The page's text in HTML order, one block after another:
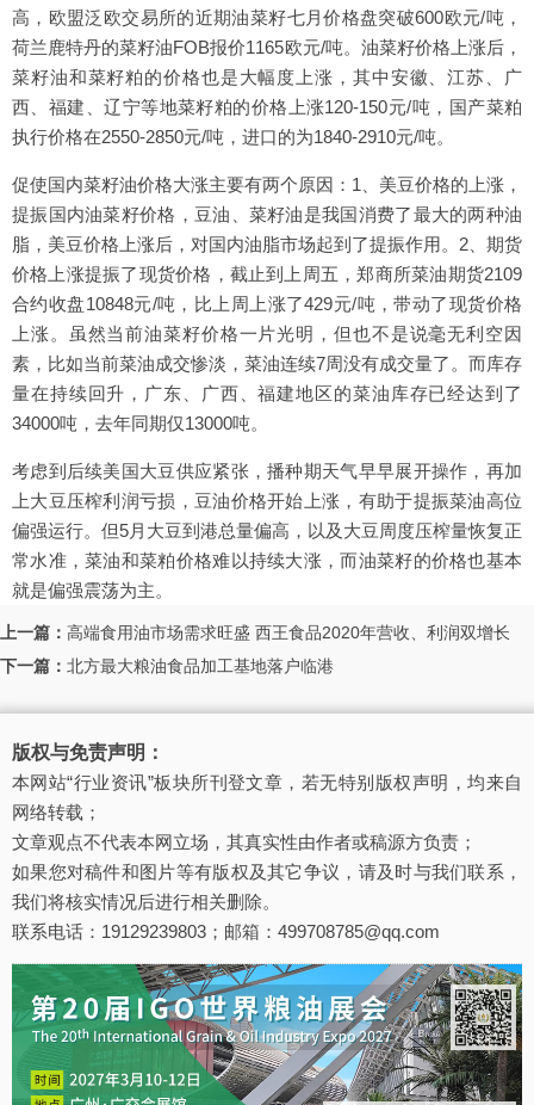
高，欧盟泛欧交易所的近期油菜籽七月价格盘突破600欧元/吨，
荷兰鹿特丹的菜籽油FOB报价1165欧元/吨。油菜籽价格上涨后，
菜籽油和菜籽粕的价格也是大幅度上涨，其中安徽、江苏、广
西、福建、辽宁等地菜籽粕的价格上涨120-150元/吨，国产菜粕
执行价格在2550-2850元/吨，进口的为1840-2910元/吨。
促使国内菜籽油价格大涨主要有两个原因：1、美豆价格的上涨，
提振国内油菜籽价格，豆油、菜籽油是我国消费了最大的两种油
脂，美豆价格上涨后，对国内油脂市场起到了提振作用。2、期货
价格上涨提振了现货价格，截止到上周五，郑商所菜油期货2109
合约收盘10848元/吨，比上周上涨了429元/吨，带动了现货价格
上涨。虽然当前油菜籽价格一片光明，但也不是说毫无利空因
素，比如当前菜油成交惨淡，菜油连续7周没有成交量了。而库存
量在持续回升，广东、广西、福建地区的菜油库存已经达到了
34000吨，去年同期仅13000吨。
考虑到后续美国大豆供应紧张，播种期天气早早展开操作，再加
上大豆压榨利润亏损，豆油价格开始上涨，有助于提振菜油高位
偏强运行。但5月大豆到港总量偏高，以及大豆周度压榨量恢复正
常水准，菜油和菜粕价格难以持续大涨，而油菜籽的价格也基本
就是偏强震荡为主。
上一篇： 高端食用油市场需求旺盛 西王食品2020年营收、利润双增长
下一篇： 北方最大粮油食品加工基地落户临港
版权与免责声明：
本网站“行业资讯”板块所刊登文章，若无特别版权声明，均来自
网络转载；
文章观点不代表本网立场，其真实性由作者或稿源方负责；
如果您对稿件和图片等有版权及其它争议，请及时与我们联系，
我们将核实情况后进行相关删除。
联系电话：19129239803；邮箱：499708785@qq.com